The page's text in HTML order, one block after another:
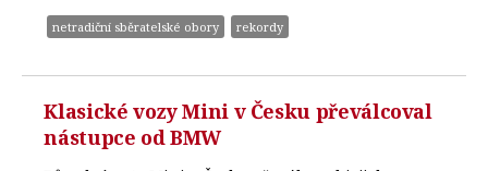
netradiční sběratelské obory rekordy
Klasické vozy Mini v Česku převálcoval
nástupce od BMW